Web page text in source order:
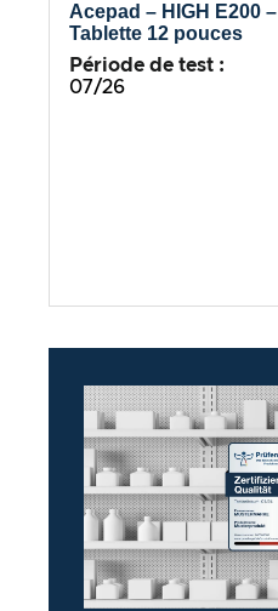
Acepad – HIGH E200 –
Tablette 12 pouces
Période de test :
07/26